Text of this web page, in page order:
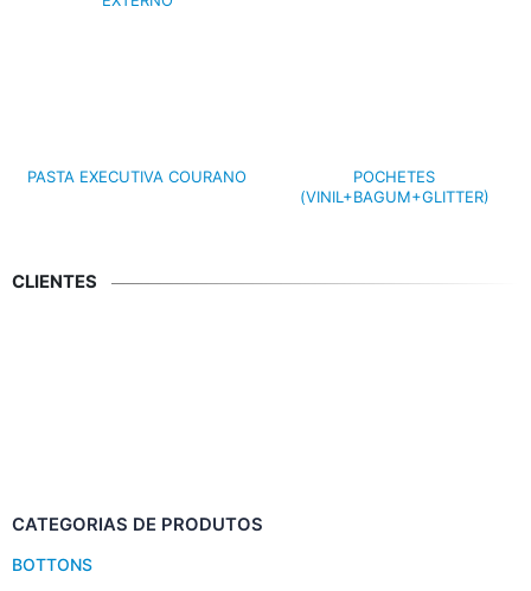
PASTA EXECUTIVA COURANO
POCHETES
(VINIL+BAGUM+GLITTER)
CLIENTES
CATEGORIAS DE PRODUTOS
BOTTONS